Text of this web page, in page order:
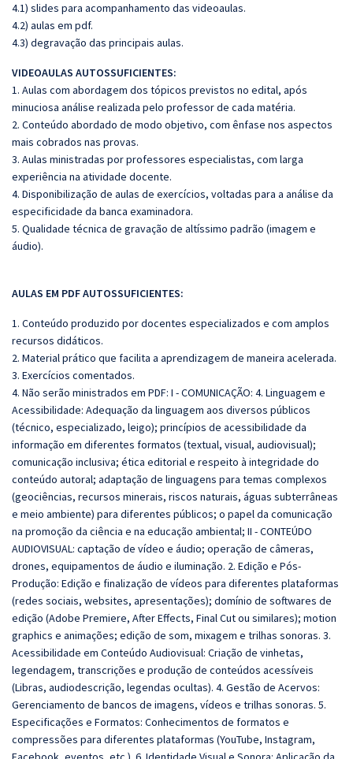
4.1) slides para acompanhamento das videoaulas.
4.2) aulas em pdf.
4.3) degravação das principais aulas.
VIDEOAULAS AUTOSSUFICIENTES:
1. Aulas com abordagem dos tópicos previstos no edital, após
minuciosa análise realizada pelo professor de cada matéria.
2. Conteúdo abordado de modo objetivo, com ênfase nos aspectos
mais cobrados nas provas.
3. Aulas ministradas por professores especialistas, com larga
experiência na atividade docente.
4. Disponibilização de aulas de exercícios, voltadas para a análise da
especificidade da banca examinadora.
5. Qualidade técnica de gravação de altíssimo padrão (imagem e
áudio).
AULAS EM PDF AUTOSSUFICIENTES:
1. Conteúdo produzido por docentes especializados e com amplos
recursos didáticos.
2. Material prático que facilita a aprendizagem de maneira acelerada.
3. Exercícios comentados.
4. Não serão ministrados em PDF: I - COMUNICAÇÃO: 4. Linguagem e
Acessibilidade: Adequação da linguagem aos diversos públicos
(técnico, especializado, leigo); princípios de acessibilidade da
informação em diferentes formatos (textual, visual, audiovisual);
comunicação inclusiva; ética editorial e respeito à integridade do
conteúdo autoral; adaptação de linguagens para temas complexos
(geociências, recursos minerais, riscos naturais, águas subterrâneas
e meio ambiente) para diferentes públicos; o papel da comunicação
na promoção da ciência e na educação ambiental; II - CONTEÚDO
AUDIOVISUAL: captação de vídeo e áudio; operação de câmeras,
drones, equipamentos de áudio e iluminação. 2. Edição e Pós-
Produção: Edição e finalização de vídeos para diferentes plataformas
(redes sociais, websites, apresentações); domínio de softwares de
edição (Adobe Premiere, After Effects, Final Cut ou similares); motion
graphics e animações; edição de som, mixagem e trilhas sonoras. 3.
Acessibilidade em Conteúdo Audiovisual: Criação de vinhetas,
legendagem, transcrições e produção de conteúdos acessíveis
(Libras, audiodescrição, legendas ocultas). 4. Gestão de Acervos:
Gerenciamento de bancos de imagens, vídeos e trilhas sonoras. 5.
Especificações e Formatos: Conhecimentos de formatos e
compressões para diferentes plataformas (YouTube, Instagram,